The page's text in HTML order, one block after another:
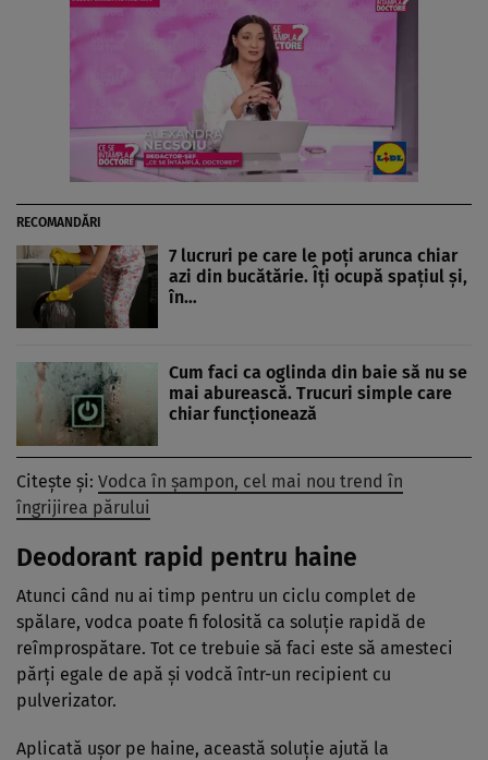
RECOMANDĂRI
7 lucruri pe care le poți arunca chiar
azi din bucătărie. Îți ocupă spațiul și,
în…
Cum faci ca oglinda din baie să nu se
mai aburească. Trucuri simple care
chiar funcționează
Citește și: Vodca în șampon, cel mai nou trend în
îngrijirea părului
Deodorant rapid pentru haine
Atunci când nu ai timp pentru un ciclu complet de
spălare, vodca poate fi folosită ca soluție rapidă de
reîmprospătare. Tot ce trebuie să faci este să amesteci
părți egale de apă și vodcă într-un recipient cu
pulverizator.
Aplicată ușor pe haine, această soluție ajută la